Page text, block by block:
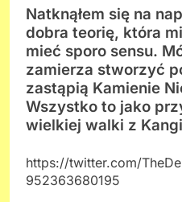
Natknąłem się na
dobra teorię, która
mieć sporo sensu.
zamierza stworzyć
zastąpią Kamienie
Wszystko to jako
wielkiej walki z
https://twitter.com/
952363680195